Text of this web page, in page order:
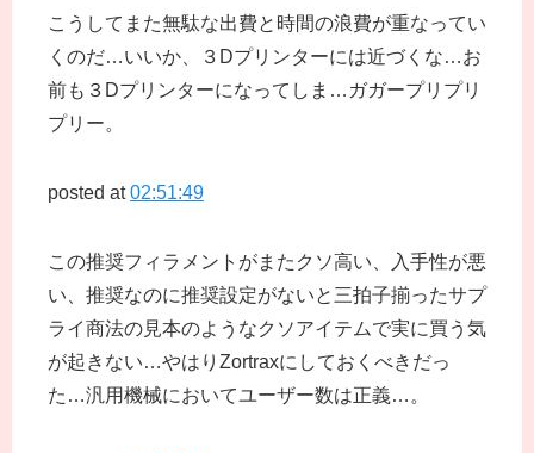
こうしてまた無駄な出費と時間の浪費が重なってい
くのだ…いいか、３Dプリンターには近づくな…お
前も３Dプリンターになってしま…ガガープリプリ
プリー。
posted at02:51:49
この推奨フィラメントがまたクソ高い、入手性が悪
い、推奨なのに推奨設定がないと三拍子揃ったサプ
ライ商法の見本のようなクソアイテムで実に買う気
が起きない…やはりZortraxにしておくべきだっ
た…汎用機械においてユーザー数は正義…。